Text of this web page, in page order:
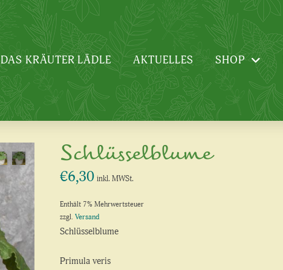
DAS KRÄUTER LÄDLE AKTUELLES SHOP
Schlüsselblume
€6,30 inkl. MWSt.
Enthält 7% Mehrwertsteuer
zzgl. Versand
Schlüsselblume
Primula veris